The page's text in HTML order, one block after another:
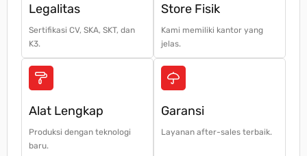
– Meningkatkan visibilitas – Mudah ditemukan,
bahkan dari kejauhan.
– Promosi 24 jam – Tetap menarik perhatian siang
maupun malam.
– Desain fleksibel – Bisa custom sesuai logo dan
branding usaha.
– Awet & tahan cuaca – Menggunakan bahan
Legalitas
Sertifikasi CV, SKA, SKT, dan
K3.
Store Fisik
Kami memiliki kantor yang
jelas.
Alat Lengkap
Produksi dengan teknologi
baru.
Garansi
Layanan after-sales terbaik.